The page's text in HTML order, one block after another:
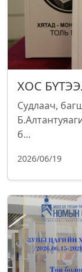
ХОС
Судлаач,
б...
2026/06/19